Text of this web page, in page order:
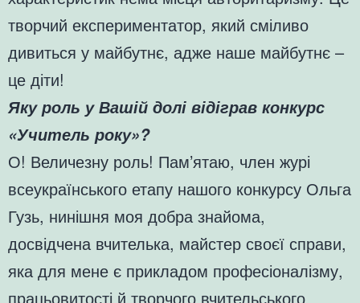
творчий експериментатор, який сміливо
дивиться у майбутнє, адже наше майбутнє –
це діти!
Яку роль у Вашій долі відіграв конкурс
«Учитель року»?
О! Величезну роль! Пам’ятаю, член журі
всеукраїнського етапу нашого конкурсу Ольга
Гузь, нинішня моя добра знайома,
досвідчена вчителька, майстер своєї справи,
яка для мене є прикладом професіоналізму,
працьовитості й творчого вчительського